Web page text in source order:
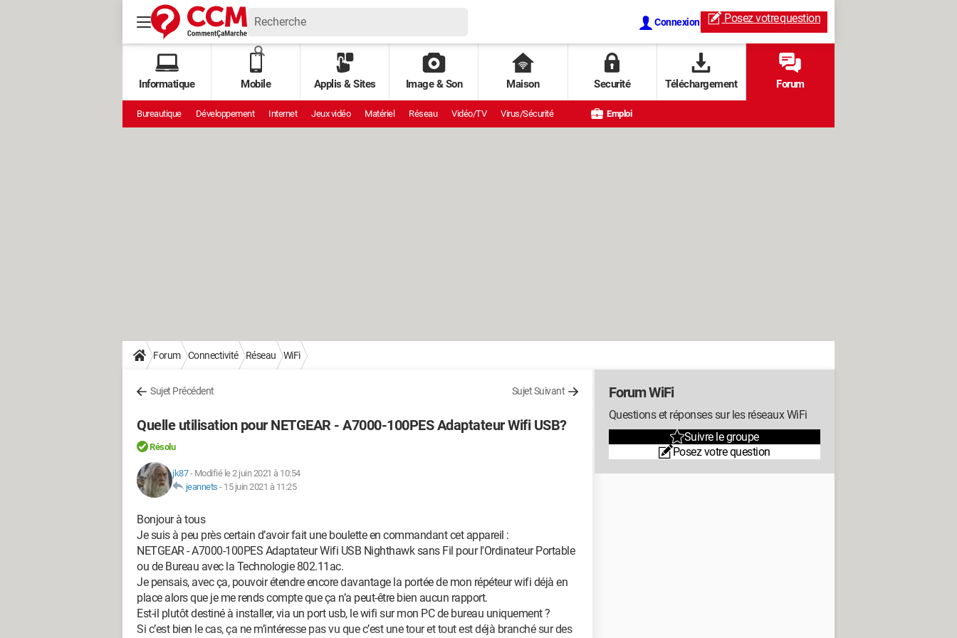
Connexion Posez votrequestion
Informatique Mobile Applis & Sites Image & Son Maison Securité Téléchargement Forum
Bureautique Développement Internet Jeux vidéo Matériel Réseau Vidéo/TV Virus/Sécurité Emploi
Forum Connectivité Réseau WiFi
Sujet Précédent Sujet Suivant
Quelle utilisation pour NETGEAR - A7000-100PES Adaptateur Wifi USB?
Résolu
jk87- Modifié le 2 juin 2021 à 10:54
jeannets - 15 juin 2021 à 11:25
Bonjour à tous
Je suis à peu près certain d’avoir fait une boulette en commandant cet appareil :
NETGEAR - A7000-100PES Adaptateur Wifi USB Nighthawk sans Fil pour l'Ordinateur Portable
ou de Bureau avec la Technologie 802.11ac.
Je pensais, avec ça, pouvoir étendre encore davantage la portée de mon répéteur wifi déjà en
place alors que je me rends compte que ça n’a peut-être bien aucun rapport.
Est-il plutôt destiné à installer, via un port usb, le wifi sur mon PC de bureau uniquement ?
Si c’est bien le cas, ça ne m’intéresse pas vu que c’est une tour et tout est déjà branché sur des
Forum WiFi
Questions et réponses sur les réseaux WiFi
Suivre le groupe
Posez votre question